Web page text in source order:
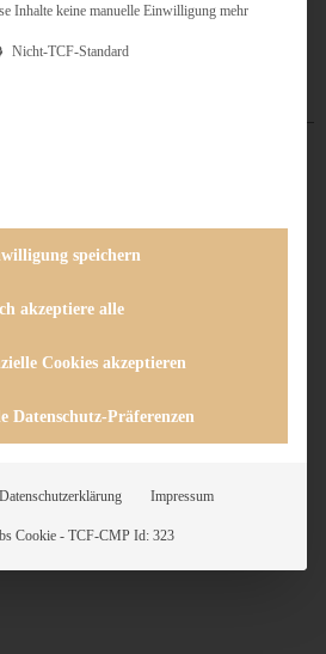
Inhalte keine manuelle Einwilligung mehr
Nicht-TCF-Standard
speichern
akzeptiere alle
Cookies akzeptieren
Datenschutz-Präferenzen
Datenschutzerklärung Impressum
Cookie - TCF-CMP Id: 323